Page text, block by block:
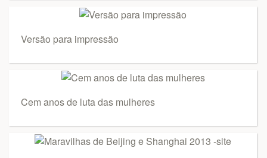
Versão para impressão
Cem anos de luta das mulheres